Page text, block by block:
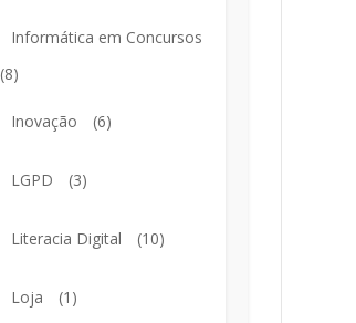
Informática em Concursos
(8)
Inovação (6)
LGPD (3)
Literacia Digital (10)
Loja (1)